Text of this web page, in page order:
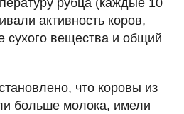
рубца (каждые 10
активность коров,
сухого вещества и общий
что коровы из
больше молока, имели